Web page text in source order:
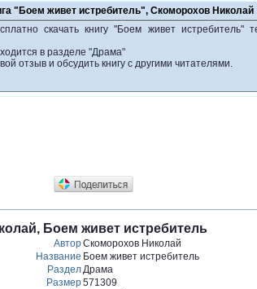
"Боем живет истребитель", Скоморохов Николай
скачать книгу "Боем живет истребитель"
в разделе "Драма"
отзыв и обсудить книгу с другими читателями.
Боем живет истребитель
АвторСкоморохов Николай
Название Боем живет истребитель
РазделДрама
Размер571309